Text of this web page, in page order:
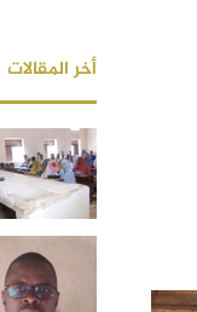
أخر المقالات